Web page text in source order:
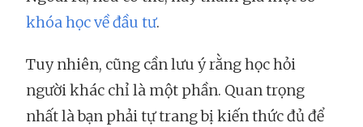
khóa học về đầu tư.
Tuy nhiên, cũng cần lưu ý rằng học hỏi
người khác chỉ là một phần. Quan trọng
nhất là bạn phải tự trang bị kiến thức đủ để